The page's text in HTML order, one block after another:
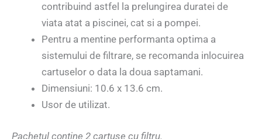
contribuind astfel la prelungirea duratei de
viata atat a piscinei, cat si a pompei.
Pentru a mentine performanta optima a
sistemului de filtrare, se recomanda inlocuirea
cartuselor o data la doua saptamani.
Dimensiuni: 10.6 x 13.6 cm.
Usor de utilizat.
Pachetul contine 2 cartuse cu filtru.